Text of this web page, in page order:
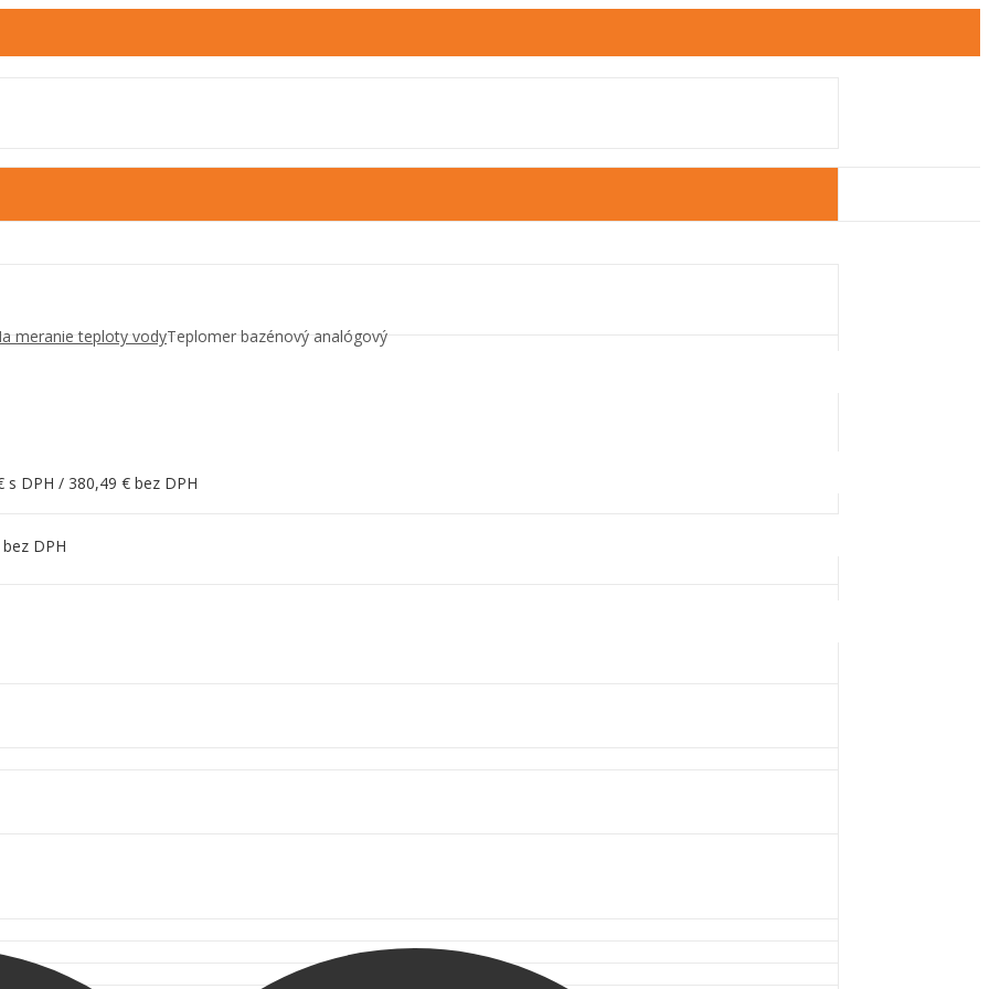
meranie teploty vodyTeplomer bazénový analógový
s DPH / 380,49 € bez DPH
bez DPH